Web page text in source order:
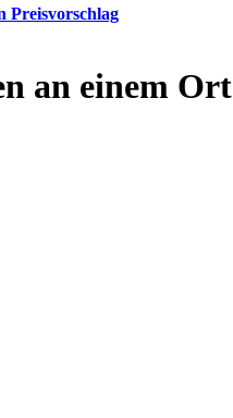
Preisvorschlag
an einem Ort